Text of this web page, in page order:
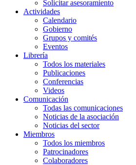
Solicitar asesoramiento
Actividades
Calendario
Gobierno
Grupos y comités
Eventos
Librería
Todos los materiales
Publicaciones
Conferencias
Videos
Comunicación
Todas las comunicaciones
Noticias de la asociación
Noticias del sector
Miembros
Todos los miembros
Patrocinadores
Colaboradores